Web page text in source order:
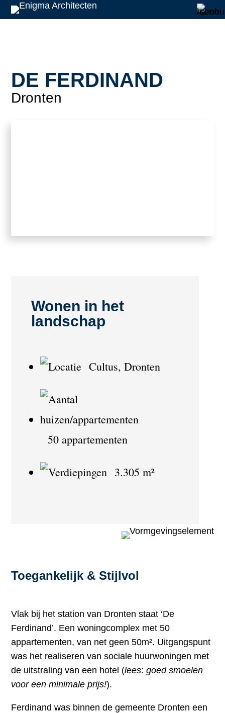
DE FERDINAND
Dronten
Wonen in het
landschap
Cultus, Dronten
50 appartementen
3.305 m²
Toegankelijk & Stijlvol
Vlak bij het station van Dronten staat ‘De
Ferdinand’. Een woningcomplex met 50
appartementen, van net geen 50m². Uitgangspunt
was het realiseren van sociale huurwoningen met
de uitstraling van een hotel (lees: goed smoelen
voor een minimale prijs!).
Ferdinand was binnen de gemeente Dronten een